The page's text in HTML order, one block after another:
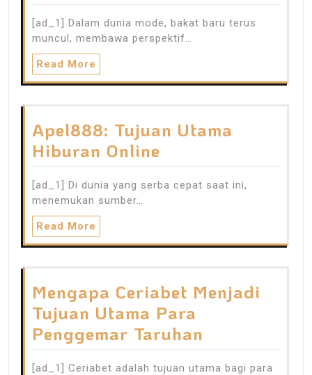
[ad_1] Dalam dunia mode, bakat baru terus
muncul, membawa perspektif…
Read More
Apel888: Tujuan Utama
Hiburan Online
[ad_1] Di dunia yang serba cepat saat ini,
menemukan sumber…
Read More
Mengapa Ceriabet Menjadi
Tujuan Utama Para
Penggemar Taruhan
[ad_1] Ceriabet adalah tujuan utama bagi para